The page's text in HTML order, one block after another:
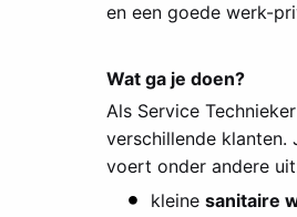
en een goede werk-
Wat ga je doen?
Als Service
verschillende klanten.
voert onder andere
kleine sanitaire